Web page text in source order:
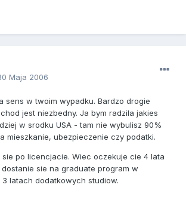
Maja 2006
sens w twoim wypadku. Bardzo drogie
jest niezbedny. Ja bym radzila jakies
w srodku USA - tam nie wybulisz 90%
mieszkanie, ubezpieczenie czy podatki.
po licencjacie. Wiec oczekuje cie 4 lata
sie na graduate program w
latach dodatkowych studiow.